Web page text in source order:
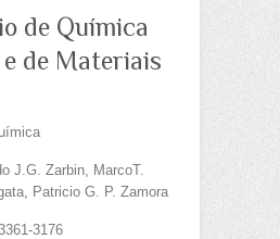
de Química
de Materiais
J.G. Zarbin, MarcoT.
Patricio G. P. Zamora
3176